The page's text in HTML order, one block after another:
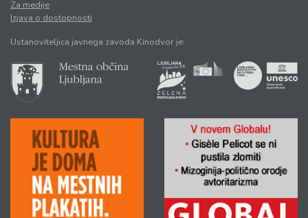
Za medije
Izjava o dostopnosti
Ustanoviteljica javnega zavoda Kinodvor je: